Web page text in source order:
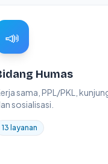
📣
Humas
sama, PPL/PKL,
sosialisasi.
13 layanan